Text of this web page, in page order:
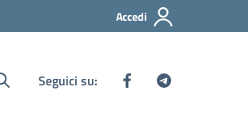
Accedi
Seguici su: